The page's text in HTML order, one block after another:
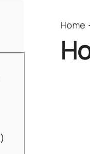
)
Home